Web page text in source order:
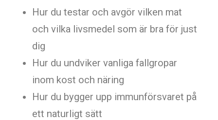
Hur du testar och avgör vilken mat
och vilka livsmedel som är bra för just
dig
Hur du undviker vanliga fallgropar
inom kost och näring
Hur du bygger upp immunförsvaret på
ett naturligt sätt